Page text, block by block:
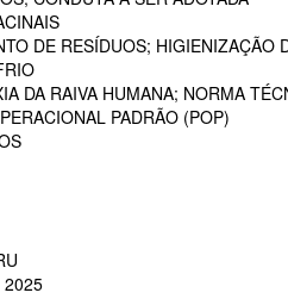
DE RESÍDUOS; HIGIENIZAÇÃO
DA RAIVA HUMANA; NORMA
PADRÃO (POP)
2025